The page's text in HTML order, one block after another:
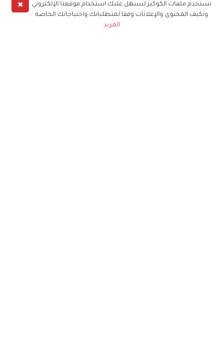
✖
نستخدم ملفات الكوكيز لنسهل عليك استخدام موقعنا الإلكتروني
ونكيف المحتوى والإعلانات وفقا لمتطلباتك واحتياجاتك الخاصة
المزيد